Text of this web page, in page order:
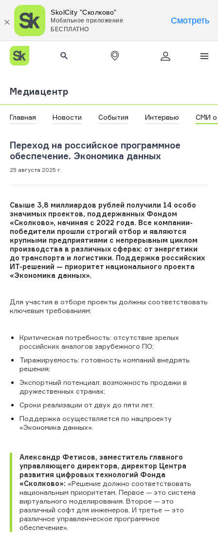
SkolCity "Сколково"
Мобильное приложение
БЕСПЛАТНО
Смотреть
Медиацентр
Главная Новости События Интервью СМИ о
Переход на российское программное
обеспечение. Экономика данных
25 августа 2025 г.
Свыше 3,8 миллиардов рублей получили 14 особо
значимых проектов, поддержанных Фондом
«Сколково», начиная с 2022 года. Все компании-
победители прошли строгий отбор и являются
крупными предприятиями с непрерывным циклом
производства в различных сферах: от энергетики
до транспорта и логистики. Поддержка российских
ИТ-решений — приоритет национального проекта
«Экономика данных».
Для участия в отборе проекты должны соответствовать
ключевым требованиям:
Критическая потребность: отсутствие зрелых
российских аналогов зарубежного ПО;
Тиражируемость: готовность компаний внедрять
решения;
Экспортный потенциал: возможность продажи в
дружественных странах;
Сроки реализации от двух до пяти лет.
Поддержка осуществляется по нацпроекту
«Экономика данных».
Александр Фетисов, заместитель главного
управляющего директора, директор Центра
развития цифровых технологий Фонда
«Сколково»: «Решение должно соответствовать
национальным приоритетам. Первое — это система
виртуального моделирования. Второе — это
различный софт для инженеров. И третье — это
различное управленческое программное
обеспечение».